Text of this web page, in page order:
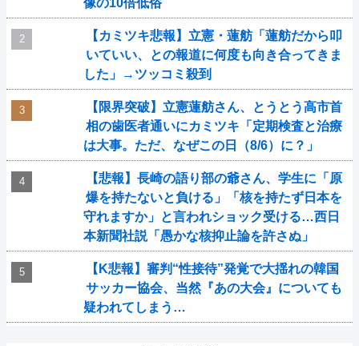
像の10倍低俗
【カミツキ悲報】立憲・蓮舫「蓮舫だから叩
いていい、との報道に何度も向き合ってきま
した」→ツッコミ殺到
【限界突破】立憲蓮舫さん、とうとう高市首
相の歯医者通いにカミツキ「定期検査と治療
は大事。ただ、なぜこの日（8/6）に？」
【悲報】長崎の語り部の爺さん、学生に「原
爆を持たないと負ける」「核を持たず日本を
守れますか」と言われショック受ける…西日
本新聞社説「愚かな核抑止論を許さぬ」
【K悲報】審判“性接待”発覚で大揺れの韓国
サッカー協会、当然『あの大会』についても
疑われてしまう…